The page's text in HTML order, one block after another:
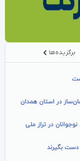
برگزیده‌ها
در استان همدان
در تراز ملی
دست بگیرند